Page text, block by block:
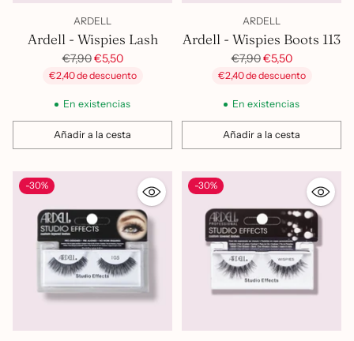
ARDELL
Ardell - Wispies Lash
Precio
habitual
€7,90€5,50
€2,40 de descuento
En existencias
Añadir a la cesta
Cantidad
ARDELL
Ardell - Wispies Boots 113
Precio
habitual
€7,90€5,50
€2,40 de descuento
En existencias
Añadir a la cesta
Cantidad
-30% -30%